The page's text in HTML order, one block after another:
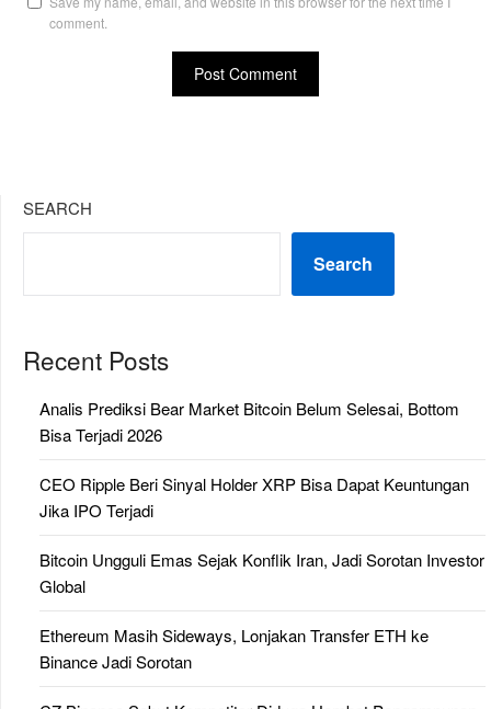
comment.
SEARCH
Search
Recent Posts
Analis Prediksi Bear Market Bitcoin Belum Selesai, Bottom
Bisa Terjadi 2026
CEO Ripple Beri Sinyal Holder XRP Bisa Dapat Keuntungan
Jika IPO Terjadi
Bitcoin Ungguli Emas Sejak Konflik Iran, Jadi Sorotan Investor
Global
Ethereum Masih Sideways, Lonjakan Transfer ETH ke
Binance Jadi Sorotan